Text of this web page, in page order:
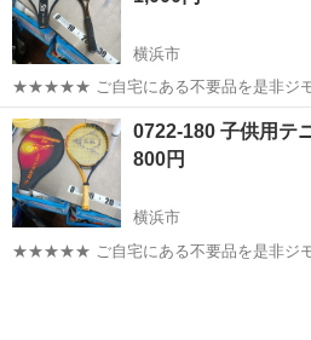
横浜市
★★★★★ ご自宅にある不要品を是非ジモ
みしませんか？ 家電、趣味・スポーツ・
衣料服飾品、生活雑貨、家具、本、CD・
ち込めます！ ※詳細はこ...
神奈川 横浜市 テニス テニスラ
0722-180 子供用テ
800円
横浜市
★★★★★ ご自宅にある不要品を是非ジモ